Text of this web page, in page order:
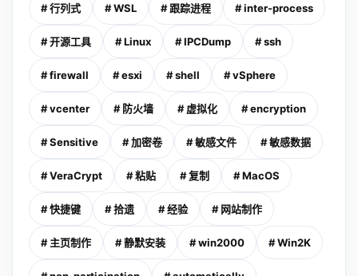
# 行列式 # WSL # 跟踪进程 # inter-process
# 开源工具 # Linux # IPCDump # ssh
# firewall # esxi # shell # vSphere
# vcenter # 防火墙 # 虚拟化 # encryption
# Sensitive # 加密卷 # 敏感文件 # 敏感数据
# VeraCrypt # 粘贴 # 复制 # MacOS
# 快捷键 # 拾遗 # 经验 # 网站制作
# 主页制作 # 静默安装 # win2000 # Win2K